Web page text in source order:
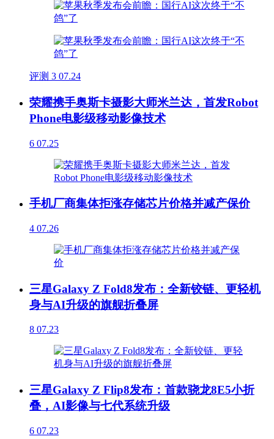
评测 3 07.24
荣耀携手奥斯卡摄影大师米兰达，首发Robot
Phone电影级移动影像技术
6 07.25
手机厂商集体拒涨存储芯片价格并减产保价
4 07.26
三星Galaxy Z Fold8发布：全新铰链、更轻机
身与AI升级的旗舰折叠屏
8 07.23
三星Galaxy Z Flip8发布：首款骁龙8E5小折
叠，AI影像与七代系统升级
6 07.23